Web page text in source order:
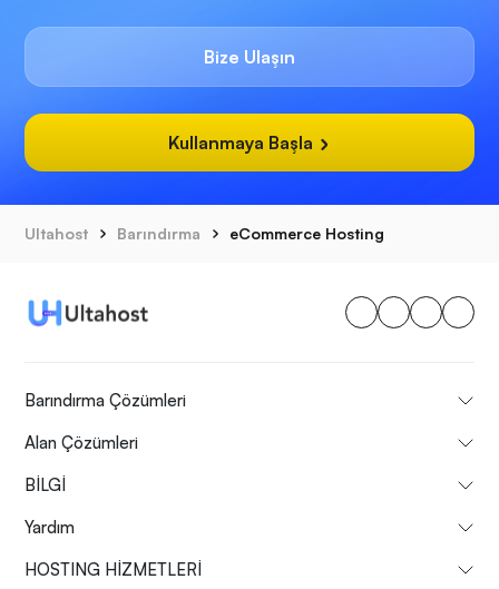
Bize Ulaşın
Kullanmaya Başla
Ultahost Barındırma eCommerce Hosting
Barındırma Çözümleri
Alan Çözümleri
BİLGİ
Yardım
HOSTING HİZMETLERİ